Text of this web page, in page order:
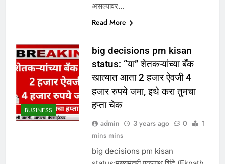
असल्यावर…
Read More
BUSINESS
big decisions pm kisan
status: “या” शेतकऱ्यांच्या बँक
खात्यात आता 2 हजार ऐवजी 4
हजार रुपये जमा, इथे करा तुमचा
हप्ता चेक
admin 3 years ago 0
1
mins mins
big decisions pm kisan